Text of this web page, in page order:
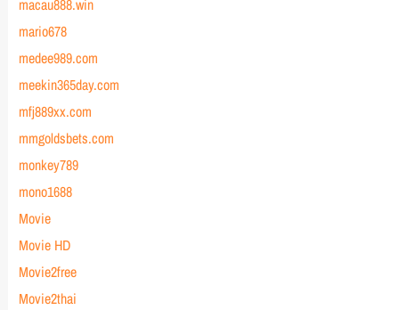
macau888.win
mario678
medee989.com
meekin365day.com
mfj889xx.com
mmgoldsbets.com
monkey789
mono1688
Movie
Movie HD
Movie2free
Movie2thai